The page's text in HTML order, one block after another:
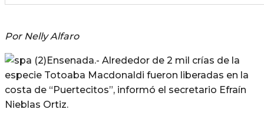
Por Nelly Alfaro
Ensenada.- Alrededor de 2 mil crías de la
especie Totoaba Macdonaldi fueron liberadas en la
costa de “Puertecitos”, informó el secretario Efraín
Nieblas Ortiz.